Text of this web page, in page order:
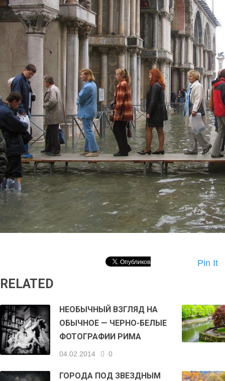
Pin It
RELATED
НЕОБЫЧНЫЙ ВЗГЛЯД НА
ОБЫЧНОЕ — ЧЕРНО-БЕЛЫЕ
ФОТОГРАФИИ РИМА
04.02.2014 0
ГОРОДА ПОД ЗВЕЗДНЫМ